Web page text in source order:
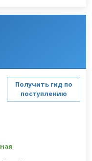
Получить гид по
поступлению